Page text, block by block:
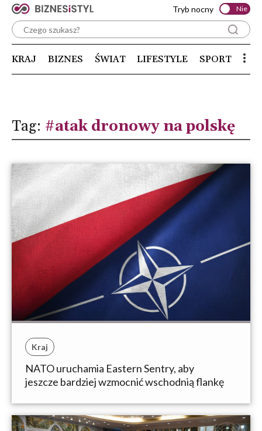
Tryb nocny Nie
KRAJ BIZNES ŚWIAT LIFESTYLE SPORT
Tag: #atak dronowy na polskę
Kraj
NATO uruchamia Eastern Sentry, aby
jeszcze bardziej wzmocnić wschodnią flankę